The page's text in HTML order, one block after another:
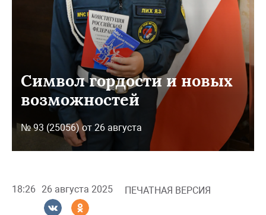
Символ гордости и новых
возможностей
№ 93 (25056) от 26 августа
18:26 26 августа 2025 ПЕЧАТНАЯ ВЕРСИЯ